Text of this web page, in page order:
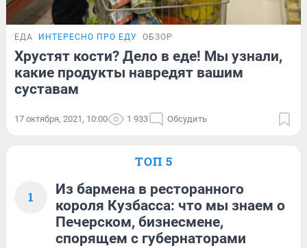
ЕДА ИНТЕРЕСНО ПРО ЕДУ ОБЗОР
Хрустят кости? Дело в еде! Мы узнали,
какие продукты навредят вашим
суставам
17 октября, 2021, 10:00 1 933 Обсудить
ТОП 5
1
Из бармена в ресторанного
короля Кузбасса: что мы знаем о
Печерском, бизнесмене,
спорящем с губернаторами